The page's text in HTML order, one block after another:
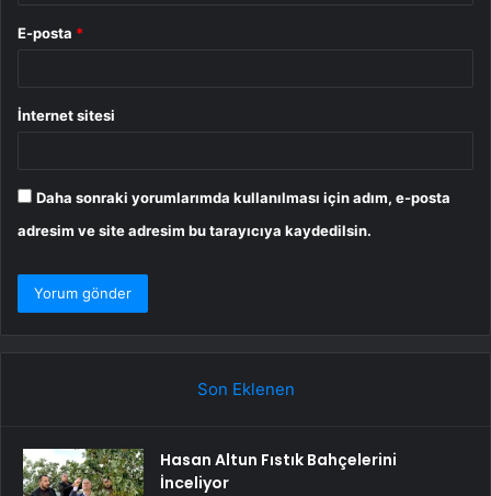
E-posta *
İnternet sitesi
Daha sonraki yorumlarımda kullanılması için adım, e-posta
adresim ve site adresim bu tarayıcıya kaydedilsin.
Son Eklenen
Hasan Altun Fıstık Bahçelerini
İnceliyor